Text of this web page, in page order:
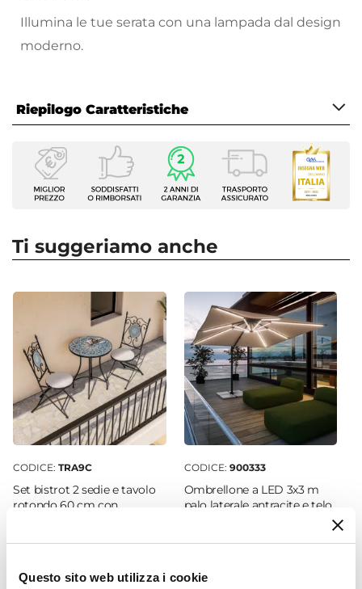
Questo sito web utilizza i cookie
Illumina le tue serata con una lampada dal design
moderno.
Riepilogo Caratteristiche
Caratteristiche
Tipologia
Lampada da tavolo
Luminosità
Temperatura
Fonte Di Luce
LED
Numero Punti Luce
1
Alimentazione
Grado di protezione IP54
Alluminio
Ti suggeriamo anche
CODICE: TRA9C
Set bistrot 2 sedie e tavolo
rotondo 60 cm con
€ 128,00
CODICE: 900333
Ombrellone a LED 3x3 m
palo laterale antracite e telo
€ 186,00